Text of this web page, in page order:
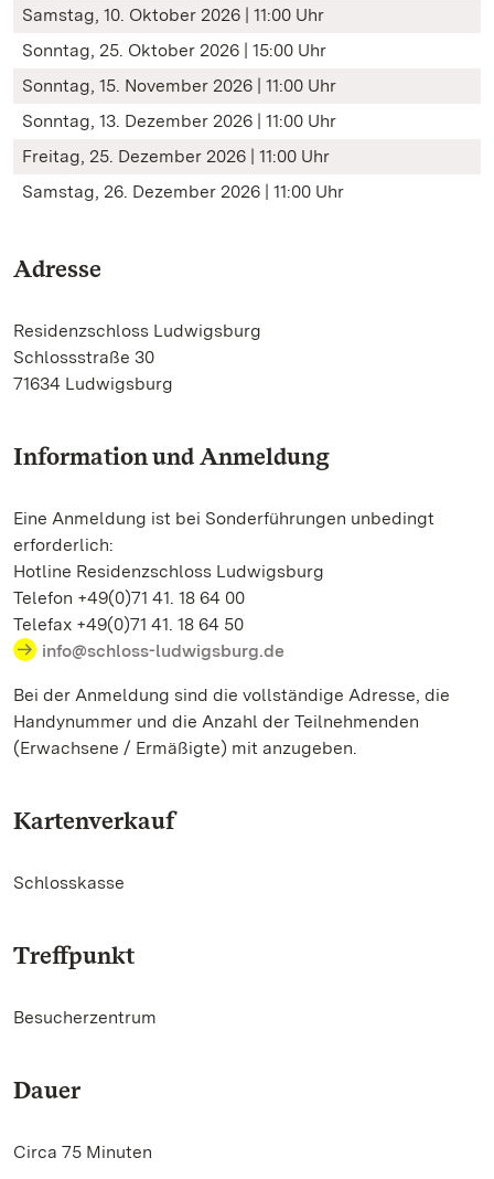
Samstag, 10. Oktober 2026 | 11:00 Uhr
Sonntag, 25. Oktober 2026 | 15:00 Uhr
Sonntag, 15. November 2026 | 11:00 Uhr
Sonntag, 13. Dezember 2026 | 11:00 Uhr
Freitag, 25. Dezember 2026 | 11:00 Uhr
Samstag, 26. Dezember 2026 | 11:00 Uhr
Adresse
Residenzschloss Ludwigsburg
Schlossstraße 30
71634 Ludwigsburg
Information und Anmeldung
Eine Anmeldung ist bei Sonderführungen unbedingt
erforderlich:
Hotline Residenzschloss Ludwigsburg
Telefon +49(0)71 41. 18 64 00
Telefax +49(0)71 41. 18 64 50
info@schloss-ludwigsburg.de
Bei der Anmeldung sind die vollständige Adresse, die
Handynummer und die Anzahl der Teilnehmenden
(Erwachsene / Ermäßigte) mit anzugeben.
Kartenverkauf
Schlosskasse
Treffpunkt
Besucherzentrum
Dauer
Circa 75 Minuten